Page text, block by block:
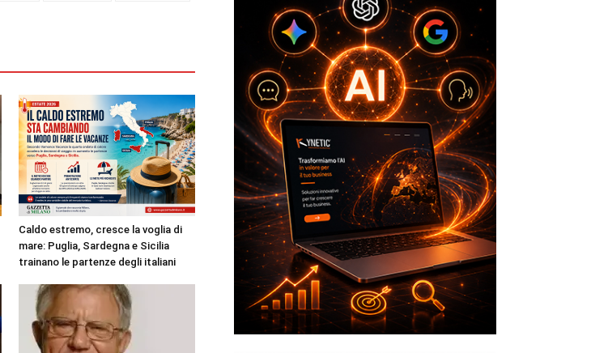
Caldo estremo, cresce la voglia di
mare: Puglia, Sardegna e Sicilia
trainano le partenze degli italiani